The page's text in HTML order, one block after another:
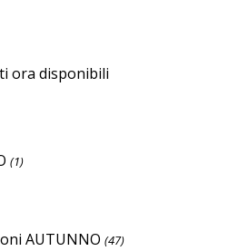
ora disponibili
(1)
AUTUNNO (47)